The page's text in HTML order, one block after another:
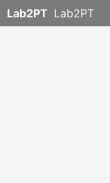
Lab2PT Lab2PT